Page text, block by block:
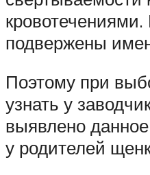
кровотечениями.
подвержены
Поэтому при
узнать у
выявлено
у родителей